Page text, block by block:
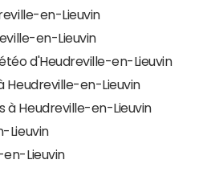
en-Lieuvin
en-Lieuvin
d'Heudreville-en-Lieuvin
Heudreville-en-Lieuvin
à Heudreville-en-Lieuvin
Lieuvin
Lieuvin